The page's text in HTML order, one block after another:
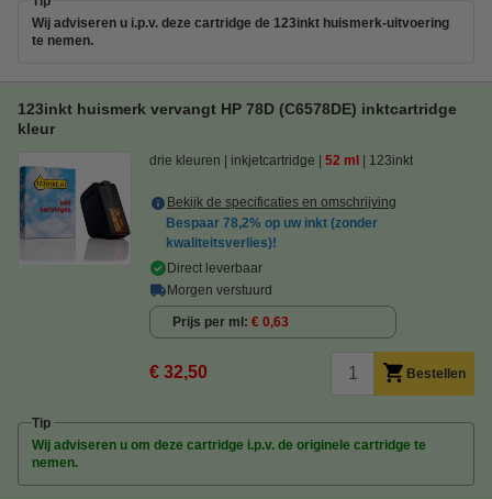
Wij adviseren u i.p.v. deze cartridge de 123inkt huismerk-uitvoering
te nemen.
123inkt huismerk vervangt HP 78D (C6578DE) inktcartridge
kleur
drie kleuren inkjetcartridge 52 ml 123inkt
Bekijk de specificaties en omschrijving
Bespaar 78,2% op uw inkt (zonder
kwaliteitsverlies)!
Direct leverbaar
Morgen verstuurd
Prijs per ml € 0,63
€ 32,50 Bestellen
Tip
Wij adviseren u om deze cartridge i.p.v. de originele cartridge te
nemen.